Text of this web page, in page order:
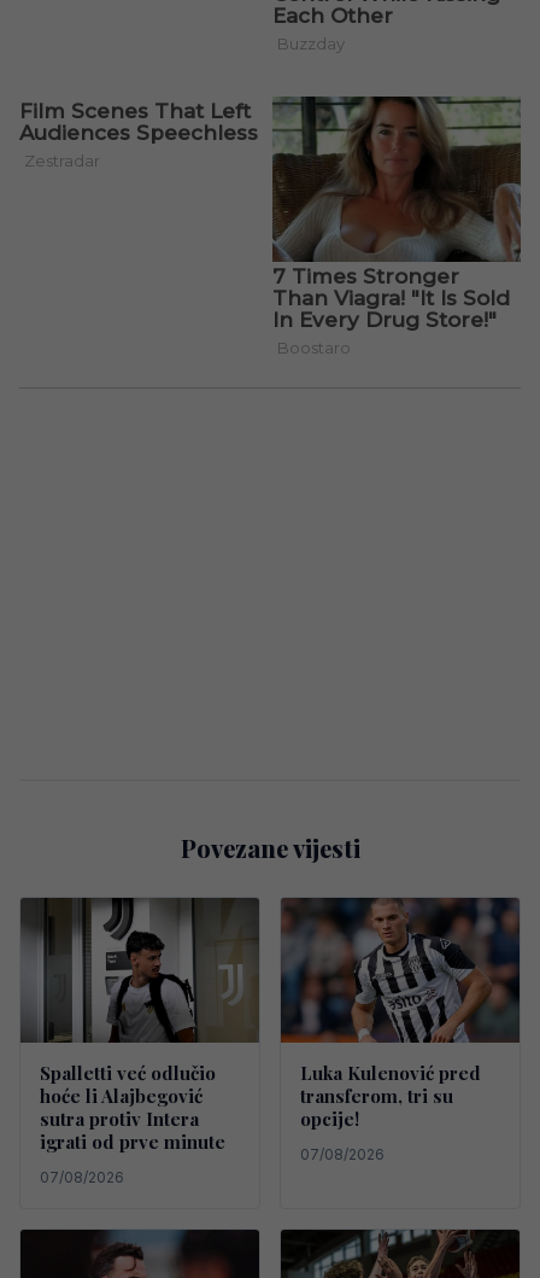
Povezane vijesti
Spalletti već odlučio
hoće li Alajbegović
sutra protiv Intera
igrati od prve minute
07/08/2026
Luka Kulenović pred
transferom, tri su
opcije!
07/08/2026